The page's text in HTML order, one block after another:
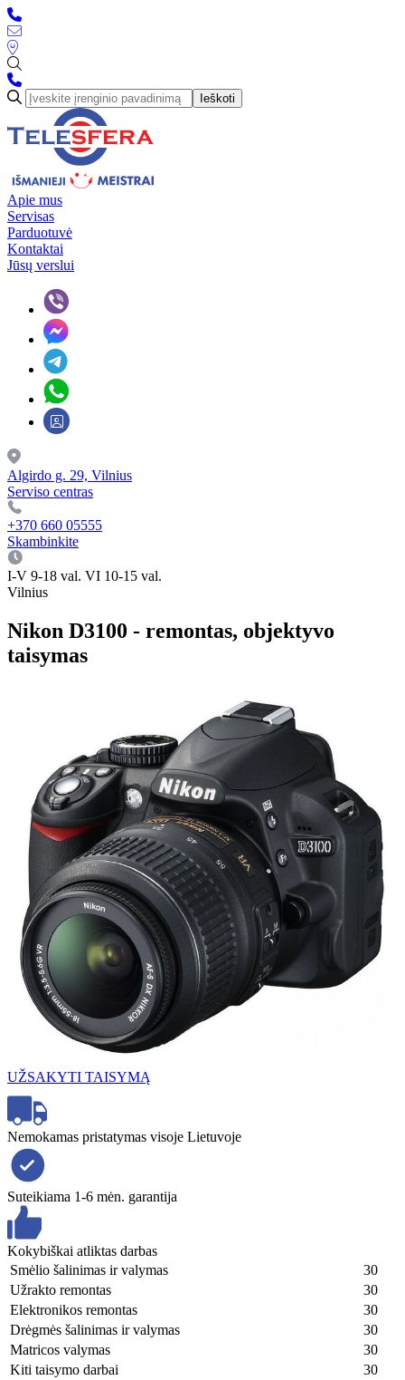
Ieškoti
Apie mus
Servisas
Parduotuvė
Kontaktai
Jūsų verslui
Algirdo g. 29, Vilnius
Serviso centras
+370 660 05555
Skambinkite
I-V 9-18 val. VI 10-15 val.
Vilnius
Nikon D3100 - remontas, objektyvo
taisymas
UŽSAKYTI TAISYMĄ
Nemokamas pristatymas visoje Lietuvoje
Suteikiama 1-6 mėn. garantija
Kokybiškai atliktas darbas
Smėlio šalinimas ir valymas
30
Užrakto remontas
30
Elektronikos remontas
30
Drėgmės šalinimas ir valymas
30
Matricos valymas
30
Kiti taisymo darbai
30